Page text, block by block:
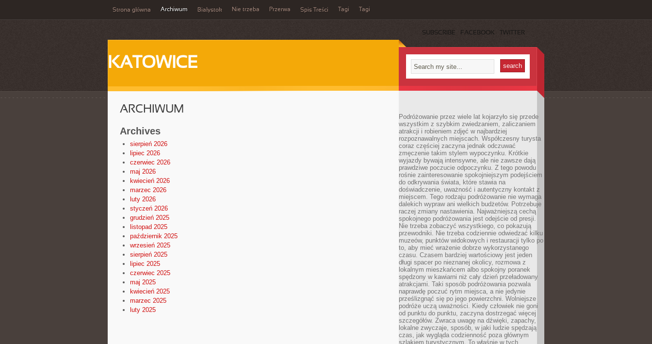
Strona główna Archiwum Białystok Nie trzeba Przerwa Spis Treści Tagi Tagi
SUBSCRIBE FACEBOOK TWITTER
KATOWICE
ARCHIWUM
Archives
sierpień 2026
lipiec 2026
czerwiec 2026
maj 2026
kwiecień 2026
marzec 2026
luty 2026
styczeń 2026
grudzień 2025
listopad 2025
październik 2025
wrzesień 2025
sierpień 2025
lipiec 2025
czerwiec 2025
maj 2025
kwiecień 2025
marzec 2025
luty 2025
Podróżowanie przez wiele lat kojarzyło się przede
wszystkim z szybkim zwiedzaniem, zaliczaniem
atrakcji i robieniem zdjęć w najbardziej
rozpoznawalnych miejscach. Współczesny turysta
coraz częściej zaczyna jednak odczuwać
zmęczenie takim stylem wypoczynku. Krótkie
wyjazdy bywają intensywne, ale nie zawsze dają
prawdziwe poczucie odpoczynku. Z tego powodu
rośnie zainteresowanie spokojniejszym podejściem
do odkrywania świata, które stawia na
doświadczenie, uważność i autentyczny kontakt z
miejscem. Tego rodzaju podróżowanie nie wymaga
dalekich wypraw ani wielkich budżetów. Potrzebuje
raczej zmiany nastawienia. Najważniejszą cechą
spokojnego podróżowania jest odejście od presji.
Nie trzeba zobaczyć wszystkiego, co pokazują
przewodniki. Nie trzeba codziennie odwiedzać kilku
muzeów, punktów widokowych i restauracji tylko po
to, aby mieć wrażenie dobrze wykorzystanego
czasu. Czasem bardziej wartościowy jest jeden
długi spacer po nieznanej okolicy, rozmowa z
lokalnym mieszkańcem albo spokojny poranek
spędzony w kawiarni niż cały dzień przeładowany
atrakcjami. Taki sposób podróżowania pozwala
naprawdę poczuć rytm miejsca, a nie jedynie
prześlizgnąć się po jego powierzchni. Wolniejsze
podróże uczą uważności. Kiedy człowiek nie goni
od punktu do punktu, zaczyna dostrzegać więcej
szczegółów. Zwraca uwagę na dźwięki, zapachy,
lokalne zwyczaje, sposób, w jaki ludzie spędzają
czas, jak wygląda codzienność poza głównym
szlakiem turystycznym. To właśnie w tych